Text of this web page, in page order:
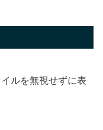
ルを無視せずに表